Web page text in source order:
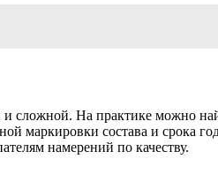
и сложной. На практике можно
маркировки состава и срока
намерений по качеству.